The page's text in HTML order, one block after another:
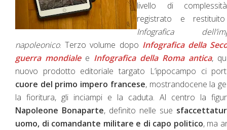
livello di
registrato e
Infografica
napoleonico. Terzo volume dopo Infografica della
guerra mondialee Infografica della Roma antica,
nuovo prodotto editoriale targato L’ippocampo ci
cuore del primo impero francese, mostrandocene la
la fioritura, gli inciampi e la caduta. Al centro la
Napoleone Bonaparte, definito nelle sue
uomo, di comandante militare e di capo politico, ma